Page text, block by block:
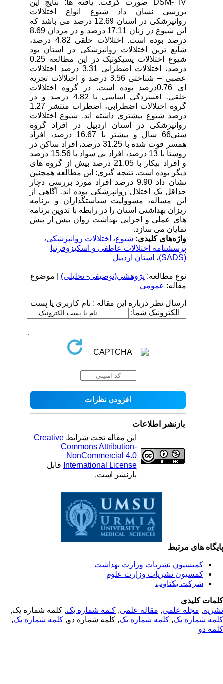
DSM- IV صورت گرفت. یافته ها: نتایج این
بررسی نشان داد شیوع انواع اختلالات
روانپزشکی در استان 12.69 درصد می باشد که
این شیوع در زنان 17.11 درصد و در مردان 8.69
درصد بوده است. اختلالات خلقی 4.82 درصد،
شایع ترین اختلالات روانپزشکی در استان بود
شیوع اختلالات پسیکوتیک در این مطالعه 0.25
درصد، اختلالات اضطرابی 3.31 درصد اختلالات
عصبی – شناختی 3.56 درصد و اختلالات تجزیه
ای 0.76درصد بوده است. در گروه اختلالات
خلقی، افسردگی اساسی با 4.82 درصد و در
گروه اختلالات اضطرابی، اضطراب منتشر 1.27
درصد شیوع بیشتری داشته اند. شیوع اختلالات
روانپزشکی در استان اردبیل در افراد گروه
سنی66 سال و بیشتر با 16.67 درصد، افراد
همسر فوت شده با 31.25 درصد، افراد ساکن در
روستا با 13 درصد، افراد بی سواد با 15.56 درصد
و افراد بیکار با 21.05 درصد بیش از گروه های
دیگر بوده است. تنیجه گیری: این مطالعه همچنین
نشان داد 9.90 درصد افراد مورد بررسی دچار
حداقل یک اختلال روانپزشکی بوده اند. آگاهی از
این مساله، مسوولیت سیاستگذاران و برنامه
ریزان بهداشتی استان را در رابطه با تدوین برنامه
های عملی و اجرایی بهداشت روان بیش از پیش
نمایان می سازد.
واژه‌های کلیدی:شیوع،اختلالات روانپزشکی،
پرسشنامه اختلالات عاطفی و اسکیزوفرنیا
،استان اردبیل
نوع مطالعه:پژوهشي(توصیفی- تحلیلی) | موضوع
مقاله:عمومى
ارسال نظر درباره این مقاله : نام کاربری یا پست
الکترونیک شما:
بازنشر اطلاعات
این مقاله تحت شرایطCreative
Commons Attribution-
NonCommercial 4.0
International Licenseقابل
بازنشر است.
های مرتبط
کمیسیون نشریات وزارت بهداشت
کمسیون نشریات وزارت علوم
شرکت یکتاوب
کلیدی
,مجله علمی, مقاله علمی, کلمه شماره یک, کلمه شماره یک,
شماره یک,کلمه شماره یک, کلمه شماره دو,کلمه شماره یک,
دو